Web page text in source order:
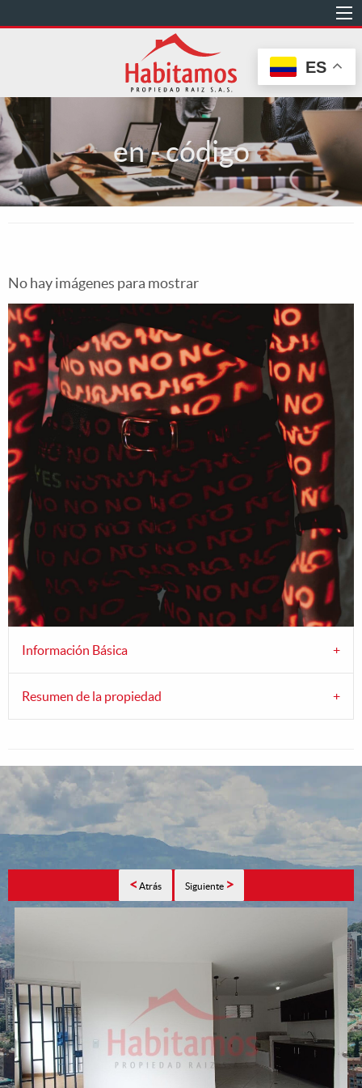
al
en - código
No hay imágenes para mostrar
Información Básica
Resumen de la propiedad
< Atrás Siguiente >
ES